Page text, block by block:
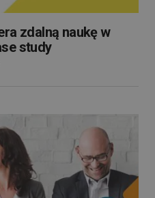
zdalną naukę w
study